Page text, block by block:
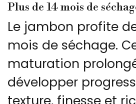
Plus de 14 mois de
Le jambon profite
mois de séchage.
maturation
développer